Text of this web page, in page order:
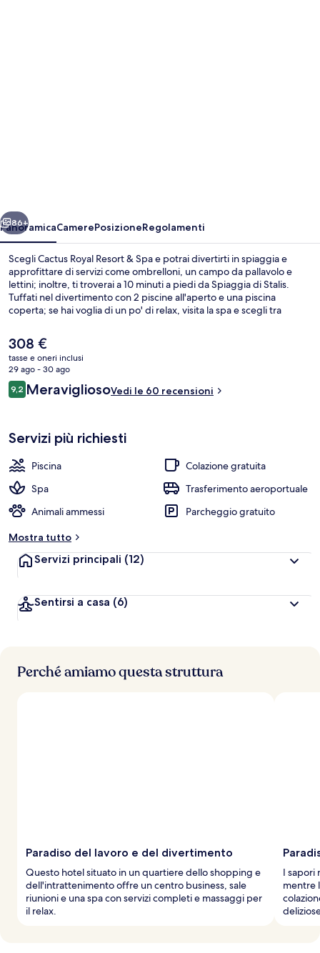
Avanti
86+
PanoramicaCamerePosizioneRegolamenti
Scegli Cactus Royal Resort & Spa e potrai divertirti in spiaggia e
approfittare di servizi come ombrelloni, un campo da pallavolo e
lettini; inoltre, ti troverai a 10 minuti a piedi da Spiaggia di Stalis.
Tuffati nel divertimento con 2 piscine all'aperto e una piscina
coperta; se hai voglia di un po' di relax, visita la spa e scegli tra
Philoxenia, uno dei 2 ristoranti in loco, serve il pranzo e la cena. In
questo hotel di lusso troverai anche altri punti di forza come come
un bar a bordo piscina, una sauna e un bagno turco.
Il
prezzo
attuale
è
308 €
308 €
tasse e oneri inclusi
29 ago - 30 ago
Recensioni
9,29,2 su 10
MeravigliosoVedi le 60 recensioni
Servizi più richiesti
Piscina
Colazione gratuita
Spa
Trasferimento aeroportuale
Animali ammessi
Parcheggio gratuito
Mostra tutto
Servizi principali (12)
Sentirsi a casa (6)
Perché amiamo questa struttura
Paradiso del lavoro e del divertimento
Questo hotel situato in un quartiere dello shopping e
dell'intrattenimento offre un centro business, sale
riunioni e una spa con servizi completi e massaggi per
il relax.
I sapori
mentre